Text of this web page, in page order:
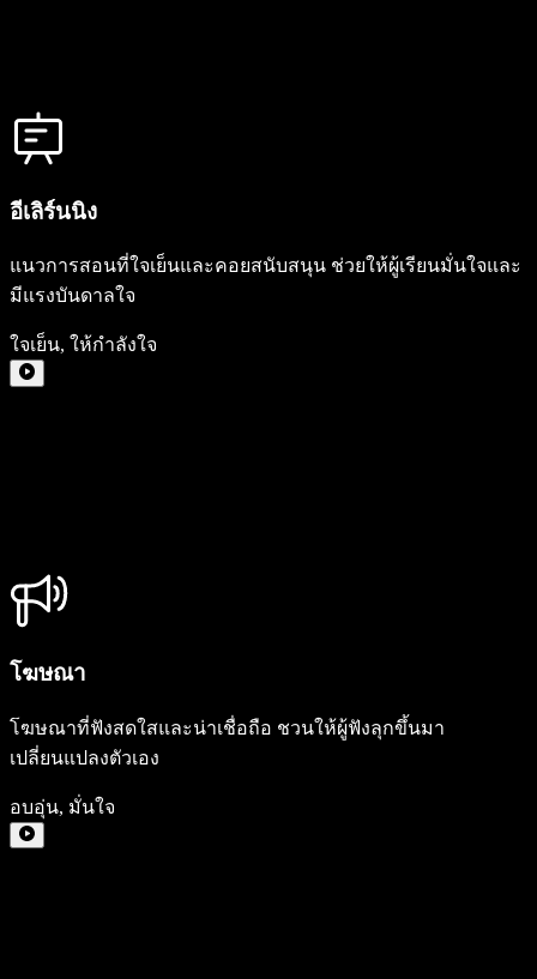
อีเลิร์นนิง
แนวการสอนที่ใจเย็นและคอยสนับสนุน ช่วยให้ผู้เรียนมั่นใจและ
มีแรงบันดาลใจ
ใจเย็น, ให้กำลังใจ
โฆษณา
โฆษณาที่ฟังสดใสและน่าเชื่อถือ ชวนให้ผู้ฟังลุกขึ้นมา
เปลี่ยนแปลงตัวเอง
อบอุ่น, มั่นใจ